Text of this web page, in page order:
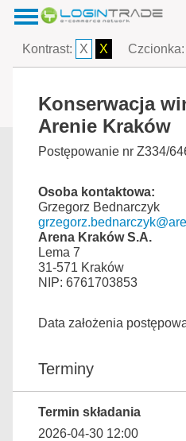
Kontrast: X X Czcionka:
Konserwacja
Arenie Kraków
Postępowanie nr Z334/
Osoba kontaktowa:
Grzegorz Bednarczyk
Arena Kraków S.A.
Lema 7
31-571 Kraków
NIP: 6761703853
Data założenia
Terminy
Termin składania
2026-04-30 12:00